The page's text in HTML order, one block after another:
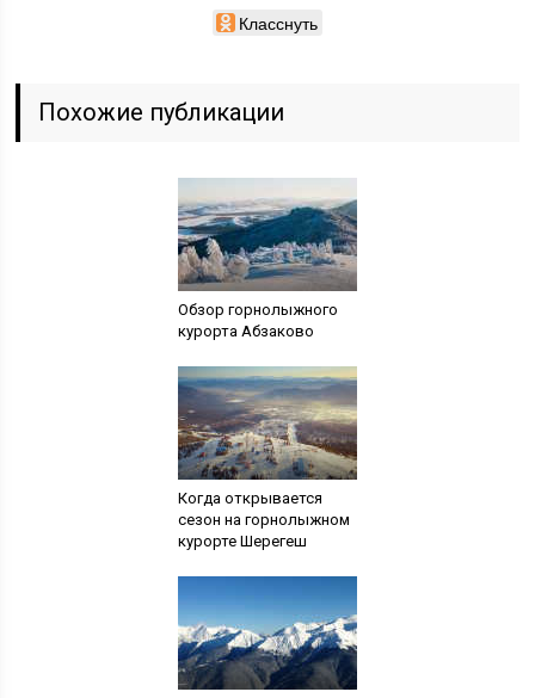
Класснуть
Похожие публикации
Обзор горнолыжного
курорта Абзаково
Когда открывается
сезон на горнолыжном
курорте Шерегеш